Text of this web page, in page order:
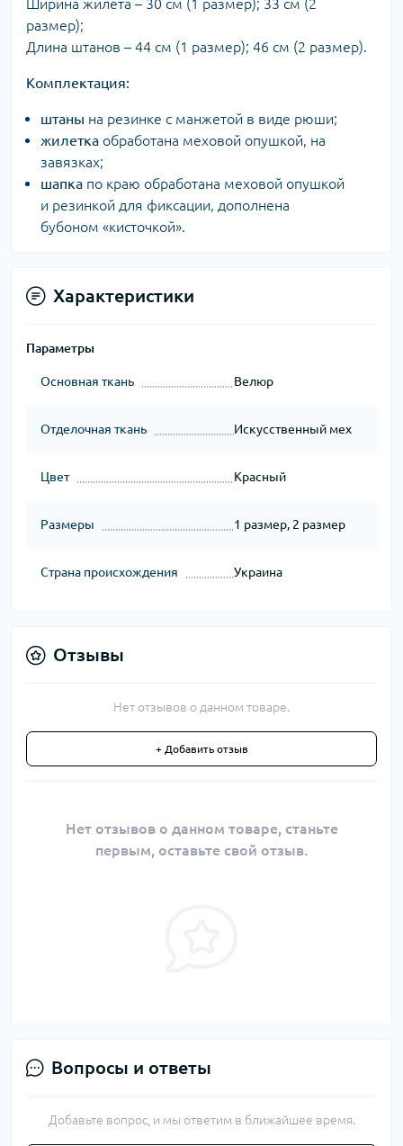
Ширина жилета – 30 см (1 размер); 33 см (2
размер);
Длина штанов – 44 см (1 размер); 46 см (2 размер).
Комплектация:
штаны на резинке с манжетой в виде рюши;
жилетка обработана меховой опушкой, на
завязках;
шапка по краю обработана меховой опушкой
и резинкой для фиксации, дополнена
бубоном «кисточкой».
Характеристики
Параметры
Основная ткань Велюр
Отделочная ткань Искусственный мех
Цвет Красный
Размеры 1 размер, 2 размер
Страна происхождения Украина
Отзывы
Нет отзывов о данном товаре.
+ Добавить отзыв
Нет отзывов о данном товаре, станьте
первым, оставьте свой отзыв.
Вопросы и ответы
Добавьте вопрос, и мы ответим в ближайшее время.